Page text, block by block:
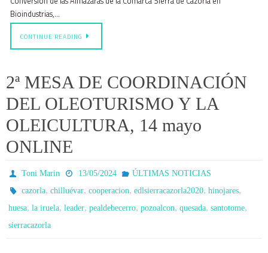
Bioindustrias,…
CONTINUE READING
2ª MESA DE COORDINACIÓN
DEL OLEOTURISMO Y LA
OLEICULTURA, 14 mayo
ONLINE
Toni Marin 13/05/2024
ÚLTIMAS NOTICIAS
cazorla,chilluévar,cooperacion,edlsierracazorla2020,hinojares,
huesa, la iruela, leader, pealdebecerro, pozoalcon, quesada, santotome,
sierracazorla